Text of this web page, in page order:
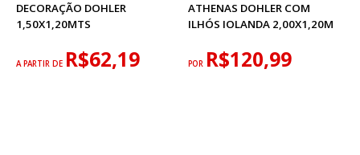
DECORAÇÃO DOHLER
1,50X1,20MTS
A PARTIR DE R$62,19
ATHENAS DOHLER COM
ILHÓS IOLANDA 2,00X1,20M
POR R$120,99